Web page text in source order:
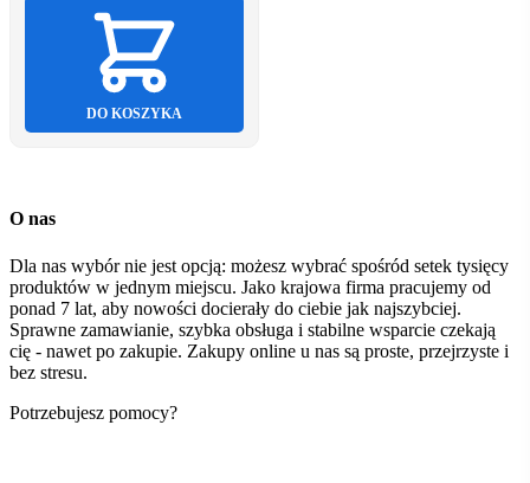
DO KOSZYKA
O nas
Dla nas wybór nie jest opcją: możesz wybrać spośród setek tysięcy
produktów w jednym miejscu. Jako krajowa firma pracujemy od
ponad 7 lat, aby nowości docierały do ciebie jak najszybciej.
Sprawne zamawianie, szybka obsługa i stabilne wsparcie czekają
cię - nawet po zakupie. Zakupy online u nas są proste, przejrzyste i
bez stresu.
Potrzebujesz pomocy?